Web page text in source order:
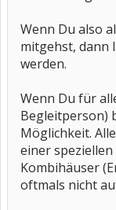
Wenn Du also
mitgehst, dann
werden.
Wenn Du für
Begleitperson)
Möglichkeit.
einer
Kombihäuser
oftmals nicht